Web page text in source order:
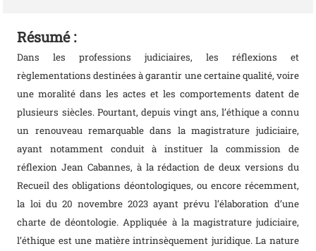
Résumé :
Dans les professions judiciaires, les réflexions et
règlementations destinées à garantir une certaine qualité, voire
une moralité dans les actes et les comportements datent de
plusieurs siècles. Pourtant, depuis vingt ans, l’éthique a connu
un renouveau remarquable dans la magistrature judiciaire,
ayant notamment conduit à instituer la commission de
réflexion Jean Cabannes, à la rédaction de deux versions du
Recueil des obligations déontologiques, ou encore récemment,
la loi du 20 novembre 2023 ayant prévu l’élaboration d’une
charte de déontologie. Appliquée à la magistrature judiciaire,
l’éthique est une matière intrinsèquement juridique. La nature